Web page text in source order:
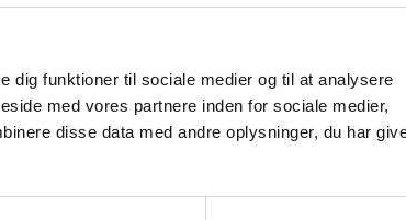
dig funktioner til sociale medier og til at analysere
med vores partnere inden for sociale medier,
disse data med andre oplysninger, du har
bomuld, merinould og mange flere, se for
Vores uldgarn er selvfølgelig mulesing
til dit næste projekt. Du er altid
bedste betjening.